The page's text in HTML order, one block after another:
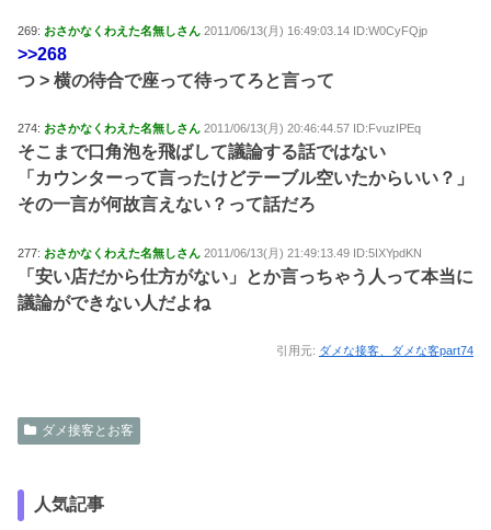
269: おさかなくわえた名無しさん 2011/06/13(月) 16:49:03.14 ID:W0CyFQjp
>>268
つ > 横の待合で座って待ってろと言って
274: おさかなくわえた名無しさん 2011/06/13(月) 20:46:44.57 ID:FvuzIPEq
そこまで口角泡を飛ばして議論する話ではない
「カウンターって言ったけどテーブル空いたからいい？」
その一言が何故言えない？って話だろ
277: おさかなくわえた名無しさん 2011/06/13(月) 21:49:13.49 ID:5IXYpdKN
「安い店だから仕方がない」とか言っちゃう人って本当に
議論ができない人だよね
引用元: ダメな接客、ダメな客part74
ダメ接客とお客
人気記事